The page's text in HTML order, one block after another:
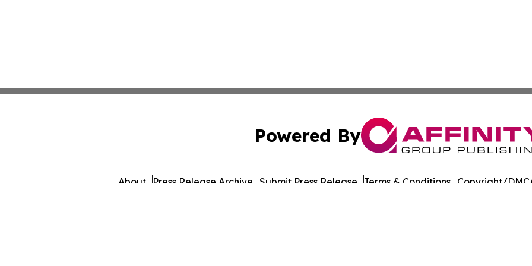
Powered By
About Press Release Archive Submit Press Release Terms & Conditions Copyright/